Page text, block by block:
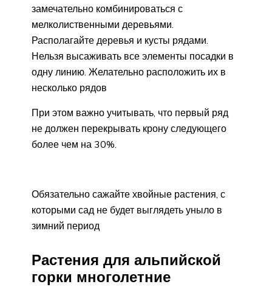
замечательно комбинироваться с
мелколиственными деревьями.
Располагайте деревья и кусты рядами.
Нельзя высаживать все элементы посадки в
одну линию. Желательно расположить их в
несколько рядов
При этом важно учитывать, что первый ряд
не должен перекрывать крону следующего
более чем на 30%.
Обязательно сажайте хвойные растения, с
которыми сад не будет выглядеть уныло в
зимний период
Растения для альпийской
горки многолетние